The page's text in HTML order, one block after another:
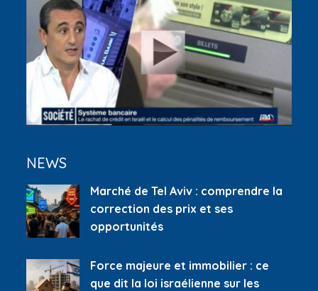
NEWS
Marché de Tel Aviv : comprendre la
correction des prix et ses
opportunités
Force majeure et immobilier : ce
que dit la loi israélienne sur les